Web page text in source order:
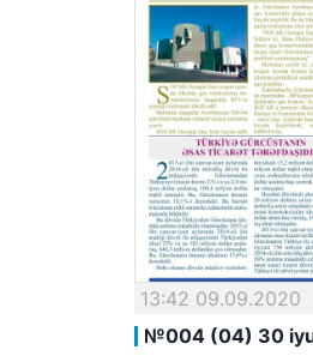
13:42 09.09.2020
№004 (04) 30